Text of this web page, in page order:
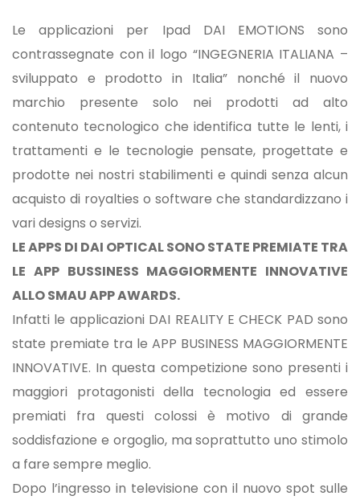
Le applicazioni per Ipad DAI EMOTIONS sono
contrassegnate con il logo “INGEGNERIA ITALIANA –
sviluppato e prodotto in Italia” nonché il nuovo
marchio presente solo nei prodotti ad alto
contenuto tecnologico che identifica tutte le lenti, i
trattamenti e le tecnologie pensate, progettate e
prodotte nei nostri stabilimenti e quindi senza alcun
acquisto di royalties o software che standardizzano i
vari designs o servizi.
LE APPS DI DAI OPTICAL SONO STATE PREMIATE TRA
LE APP BUSSINESS MAGGIORMENTE INNOVATIVE
ALLO SMAU APP AWARDS.
Infatti le applicazioni DAI REALITY E CHECK PAD sono
state premiate tra le APP BUSINESS MAGGIORMENTE
INNOVATIVE. In questa competizione sono presenti i
maggiori protagonisti della tecnologia ed essere
premiati fra questi colossi è motivo di grande
soddisfazione e orgoglio, ma soprattutto uno stimolo
a fare sempre meglio.
Dopo l’ingresso in televisione con il nuovo spot sulle